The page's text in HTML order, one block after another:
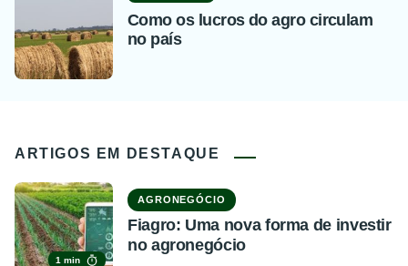
Como os lucros do agro circulam
no país
ARTIGOS EM DESTAQUE
1 min
AGRONEGÓCIO
Fiagro: Uma nova forma de investir
no agronegócio